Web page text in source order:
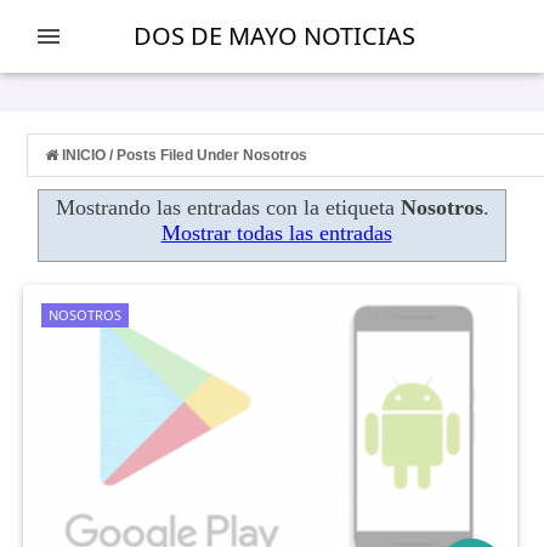
DOS DE MAYO NOTICIAS
INICIO / Posts Filed Under Nosotros
Mostrando las entradas con la etiqueta Nosotros.
Mostrar todas las entradas
NOSOTROS